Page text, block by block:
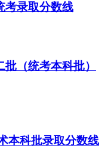
考录取分数线
（统考本科批）
本科批录取分数线